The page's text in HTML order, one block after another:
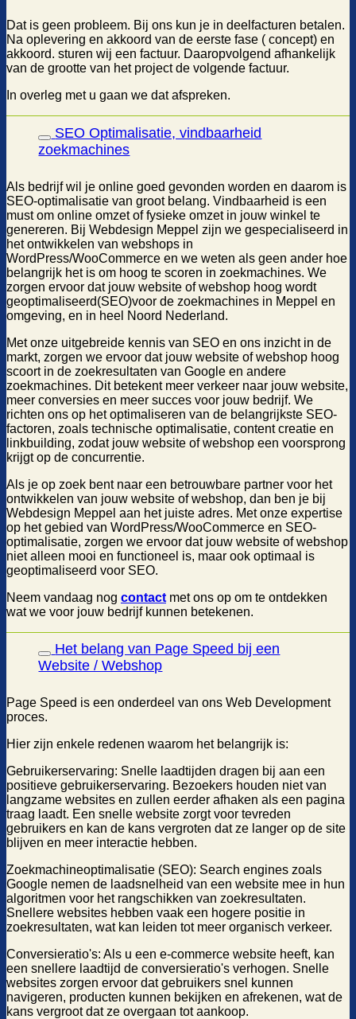
Dat is geen probleem. Bij ons kun je in deelfacturen betalen.
Na oplevering en akkoord van de eerste fase ( concept) en
akkoord. sturen wij een factuur. Daaropvolgend afhankelijk
van de grootte van het project de volgende factuur.
In overleg met u gaan we dat afspreken.
SEO Optimalisatie, vindbaarheid
zoekmachines
Als bedrijf wil je online goed gevonden worden en daarom is
SEO-optimalisatie van groot belang. Vindbaarheid is een
must om online omzet of fysieke omzet in jouw winkel te
genereren. Bij Webdesign Meppel zijn we gespecialiseerd in
het ontwikkelen van webshops in
WordPress/WooCommerce en we weten als geen ander hoe
belangrijk het is om hoog te scoren in zoekmachines. We
zorgen ervoor dat jouw website of webshop hoog wordt
geoptimaliseerd(SEO)voor de zoekmachines in Meppel en
omgeving, en in heel Noord Nederland.
Met onze uitgebreide kennis van SEO en ons inzicht in de
markt, zorgen we ervoor dat jouw website of webshop hoog
scoort in de zoekresultaten van Google en andere
zoekmachines. Dit betekent meer verkeer naar jouw website,
meer conversies en meer succes voor jouw bedrijf. We
richten ons op het optimaliseren van de belangrijkste SEO-
factoren, zoals technische optimalisatie, content creatie en
linkbuilding, zodat jouw website of webshop een voorsprong
krijgt op de concurrentie.
Als je op zoek bent naar een betrouwbare partner voor het
ontwikkelen van jouw website of webshop, dan ben je bij
Webdesign Meppel aan het juiste adres. Met onze expertise
op het gebied van WordPress/WooCommerce en SEO-
optimalisatie, zorgen we ervoor dat jouw website of webshop
niet alleen mooi en functioneel is, maar ook optimaal is
geoptimaliseerd voor SEO.
Neem vandaag nog contact met ons op om te ontdekken
wat we voor jouw bedrijf kunnen betekenen.
Het belang van Page Speed bij een
Website / Webshop
Page Speed is een onderdeel van ons Web Development
proces.
Hier zijn enkele redenen waarom het belangrijk is:
Gebruikerservaring: Snelle laadtijden dragen bij aan een
positieve gebruikerservaring. Bezoekers houden niet van
langzame websites en zullen eerder afhaken als een pagina
traag laadt. Een snelle website zorgt voor tevreden
gebruikers en kan de kans vergroten dat ze langer op de site
blijven en meer interactie hebben.
Zoekmachineoptimalisatie (SEO): Search engines zoals
Google nemen de laadsnelheid van een website mee in hun
algoritmen voor het rangschikken van zoekresultaten.
Snellere websites hebben vaak een hogere positie in
zoekresultaten, wat kan leiden tot meer organisch verkeer.
Conversieratio's: Als u een e-commerce website heeft, kan
een snellere laadtijd de conversieratio's verhogen. Snelle
websites zorgen ervoor dat gebruikers snel kunnen
navigeren, producten kunnen bekijken en afrekenen, wat de
kans vergroot dat ze overgaan tot aankoop.